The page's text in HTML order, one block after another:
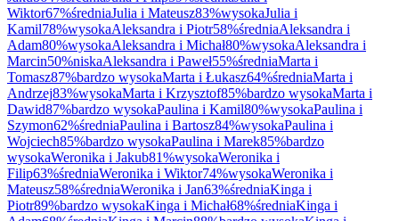
Wiktor67%średniaJulia i Mateusz83%wysokaJulia i
Kamil78%wysokaAleksandra i Piotr58%średniaAleksandra i
Adam80%wysokaAleksandra i Michał80%wysokaAleksandra i
Marcin50%niskaAleksandra i Paweł55%średniaMarta i
Tomasz87%bardzo wysokaMarta i Łukasz64%średniaMarta i
Andrzej83%wysokaMarta i Krzysztof85%bardzo wysokaMarta i
Dawid87%bardzo wysokaPaulina i Kamil80%wysokaPaulina i
Szymon62%średniaPaulina i Bartosz84%wysokaPaulina i
Wojciech85%bardzo wysokaPaulina i Marek85%bardzo
wysokaWeronika i Jakub81%wysokaWeronika i
Filip63%średniaWeronika i Wiktor74%wysokaWeronika i
Mateusz58%średniaWeronika i Jan63%średniaKinga i
Piotr89%bardzo wysokaKinga i Michał68%średniaKinga i